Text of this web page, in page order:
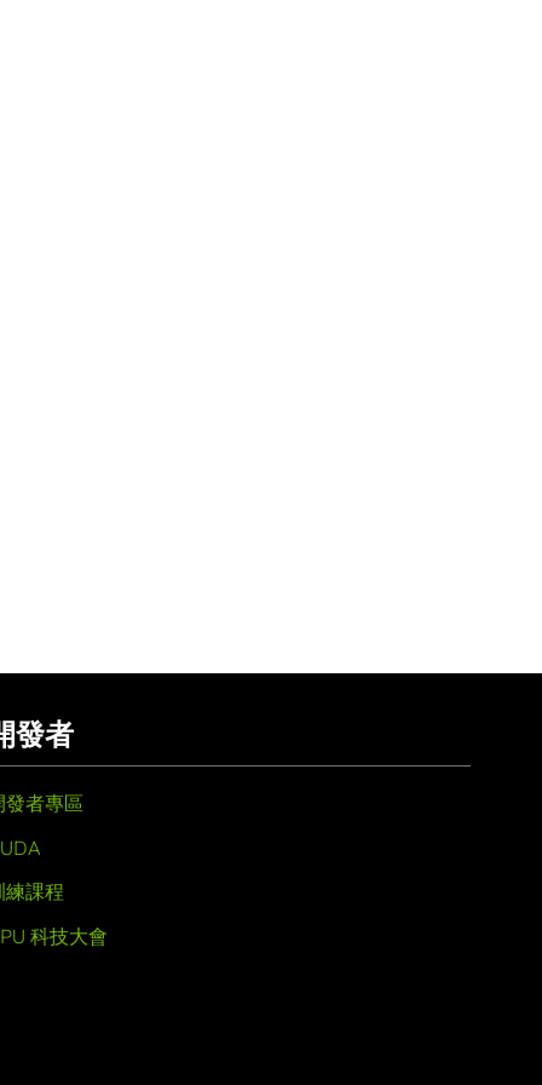
發者
發者專區
練課程
科技大會